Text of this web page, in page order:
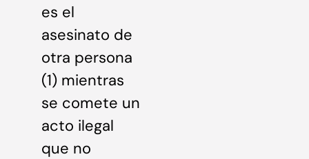
es el
asesinato de
otra persona
(1) mientras
se comete un
acto ilegal
que no